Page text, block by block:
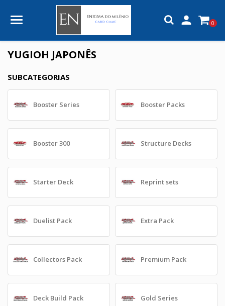
 0
YUGIOH JAPONÊS
SUBCATEGORIAS
Booster Series Booster Packs
Booster 300 Structure Decks
Starter Deck Reprint sets
Duelist Pack Extra Pack
Collectors Pack Premium Pack
Deck Build Pack Gold Series